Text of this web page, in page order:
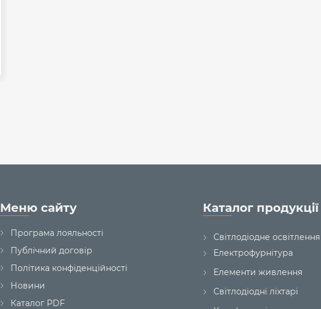
Меню сайту
Програма лояльності
Публічний договір
Політика конфіденційності
Новини
Каталог PDF
Каталог продукції
Світлодіодне освітлення
Електрофурнітура
Елементи живлення
Світлодіодні ліхтарі